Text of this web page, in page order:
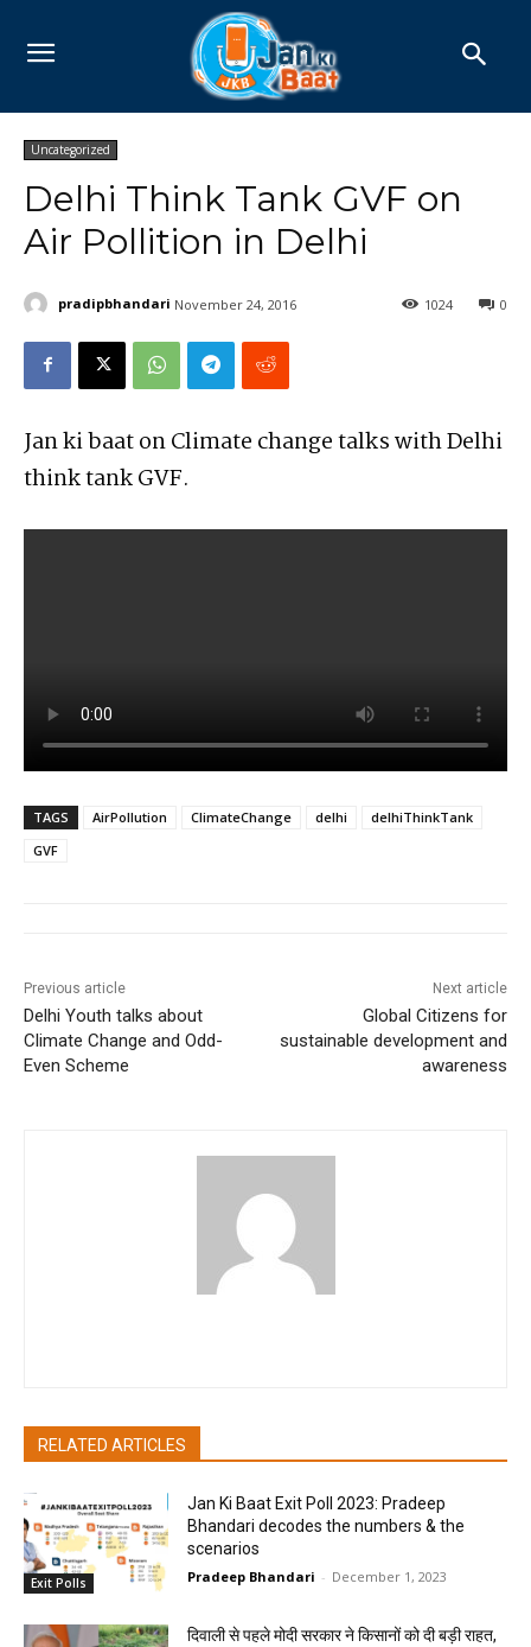
Uncategorized
Delhi Think Tank GVF on
Air Pollition in Delhi
pradipbhandari November 24, 2016 0
1024
Jan ki baat on Climate change talks with Delhi
think tank GVF.
TAGS AirPollution ClimateChange delhi
delhiThinkTank
GVF
Previous article
Delhi Youth talks about
Climate Change and Odd-
Even Scheme
Next article
Global Citizens for
sustainable development and
awareness
RELATED ARTICLES
Exit Polls
Jan Ki Baat Exit Poll 2023: Pradeep
Bhandari decodes the numbers & the
scenarios
Pradeep Bhandari - December 1, 2023
दिवाली से पहले मोदी सरकार ने किसानों को दी बड़ी राहत,